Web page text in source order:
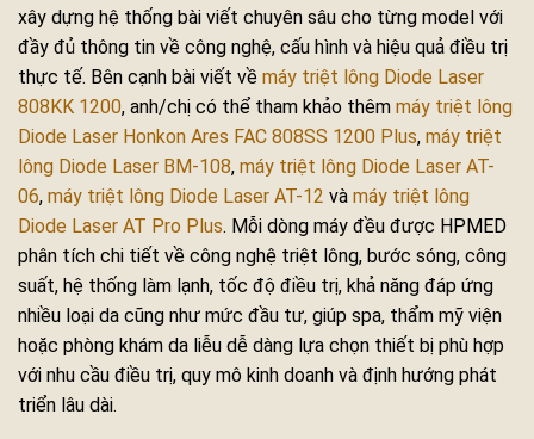
xây dựng hệ thống bài viết chuyên sâu cho từng model với
đầy đủ thông tin về công nghệ, cấu hình và hiệu quả điều trị
thực tế. Bên cạnh bài viết về máy triệt lông Diode Laser
808KK 1200, anh/chị có thể tham khảo thêm máy triệt lông
Diode Laser Honkon Ares FAC 808SS 1200 Plus, máy triệt
lông Diode Laser BM-108, máy triệt lông Diode Laser AT-
06, máy triệt lông Diode Laser AT-12 và máy triệt lông
Diode Laser AT Pro Plus. Mỗi dòng máy đều được HPMED
phân tích chi tiết về công nghệ triệt lông, bước sóng, công
suất, hệ thống làm lạnh, tốc độ điều trị, khả năng đáp ứng
nhiều loại da cũng như mức đầu tư, giúp spa, thẩm mỹ viện
hoặc phòng khám da liễu dễ dàng lựa chọn thiết bị phù hợp
với nhu cầu điều trị, quy mô kinh doanh và định hướng phát
triển lâu dài.